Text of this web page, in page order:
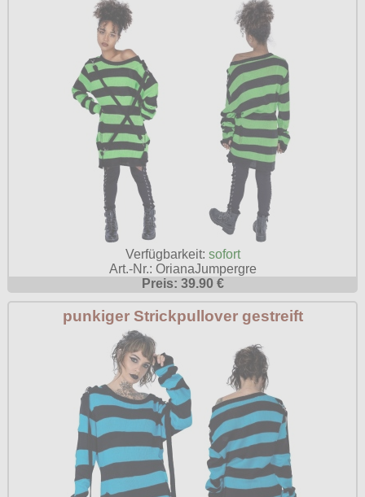
Verfügbarkeit: sofort
Art.-Nr.: OrianaJumpergre
Preis: 39.90 €
punkiger Strickpullover gestreift